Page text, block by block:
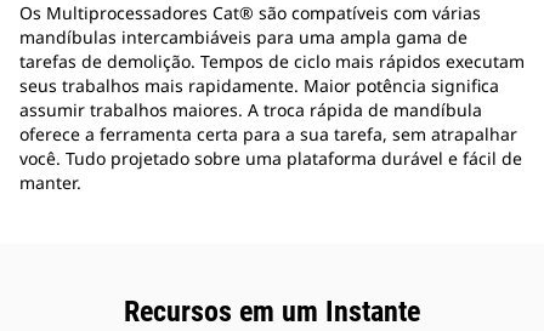
Os Multiprocessadores Cat® são compatíveis com várias
mandíbulas intercambiáveis para uma ampla gama de
tarefas de demolição. Tempos de ciclo mais rápidos executam
seus trabalhos mais rapidamente. Maior potência significa
assumir trabalhos maiores. A troca rápida de mandíbula
oferece a ferramenta certa para a sua tarefa, sem atrapalhar
você. Tudo projetado sobre uma plataforma durável e fácil de
manter.
Recursos em um Instante